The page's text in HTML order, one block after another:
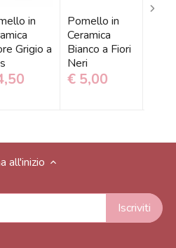
in
Grigio a
Pomello in
Ceramica
Bianco a Fiori
Neri
€ 5,00
all'inizio